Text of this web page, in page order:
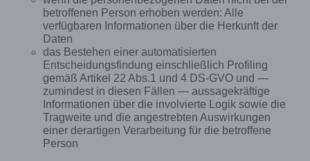
betroffenen Person erhoben werden: Alle
verfügbaren Informationen über die Herkunft der
Daten
das Bestehen einer automatisierten
Entscheidungsfindung einschließlich Profiling
gemäß Artikel 22 Abs.1 und 4 DS-GVO und —
zumindest in diesen Fällen — aussagekräftige
Informationen über die involvierte Logik sowie die
Tragweite und die angestrebten Auswirkungen
einer derartigen Verarbeitung für die betroffene
Person
DE237679688
Cookies / SessionStorage / LocalStorage
Die Internetseiten verwenden teilweise so
genannte Cookies, LocalStorage und
SessionStorage. Dies dient dazu, unser Angebot
nutzerfreundlicher, effektiver und sicherer zu
machen. Local Storage und SessionStorage ist
eine Technologie, mit welcher ihr Browser Daten
auf Ihrem Computer oder mobilen Gerät